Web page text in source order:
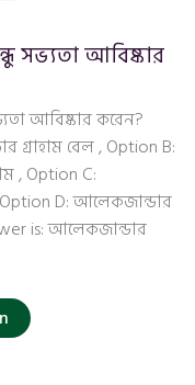
সভ্যতা আবিষ্কার
আবিষ্কার করেন?
গ্রাহাম বেল , Option B:
, Option C:
D: আলেকজান্ডার
is: আলেকজান্ডার